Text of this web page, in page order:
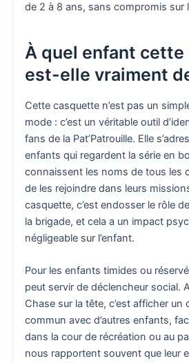
de 2 à 8 ans, sans compromis sur
À quel enfant
est-elle vraiment
Cette casquette n’est pas un
mode : c’est un véritable outil
fans de la Pat’Patrouille. Elle
enfants qui regardent la série en
connaissent les noms de tous les
de les rejoindre dans leurs
casquette, c’est endosser le rôle
la brigade, et cela a un impact
négligeable sur l’enfant.
Pour les enfants timides ou
peut servir de déclencheur social.
Chase sur la tête, c’est afficher un
commun avec d’autres enfants,
dans la cour de récréation ou au
nous rapportent souvent que leur